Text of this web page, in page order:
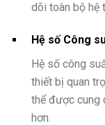
dõi toàn bộ hệ
Hệ số Công
Hệ số công
thiết bị quan
thể được cung
hơn.